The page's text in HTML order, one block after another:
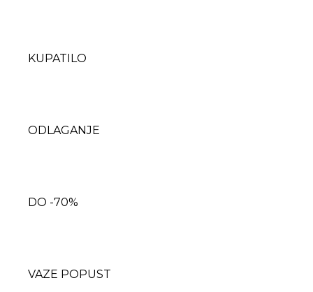
KUPATILO
ODLAGANJE
DO -70%
VAZE POPUST